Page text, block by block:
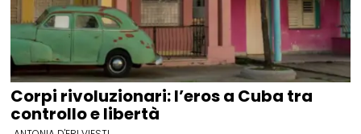
Corpi rivoluzionari: l’eros a Cuba tra
controllo e libertà